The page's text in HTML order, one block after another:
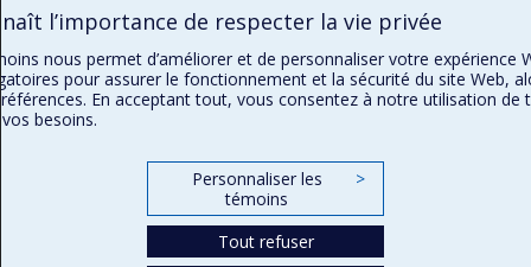
l’importance de respecter la vie privée
nous permet d’améliorer et de personnaliser votre expérience
pour assurer le fonctionnement et la sécurité du site Web,
En acceptant tout, vous consentez à notre utilisation de
besoins.
Personnaliser les
témoins
>
Tout refuser